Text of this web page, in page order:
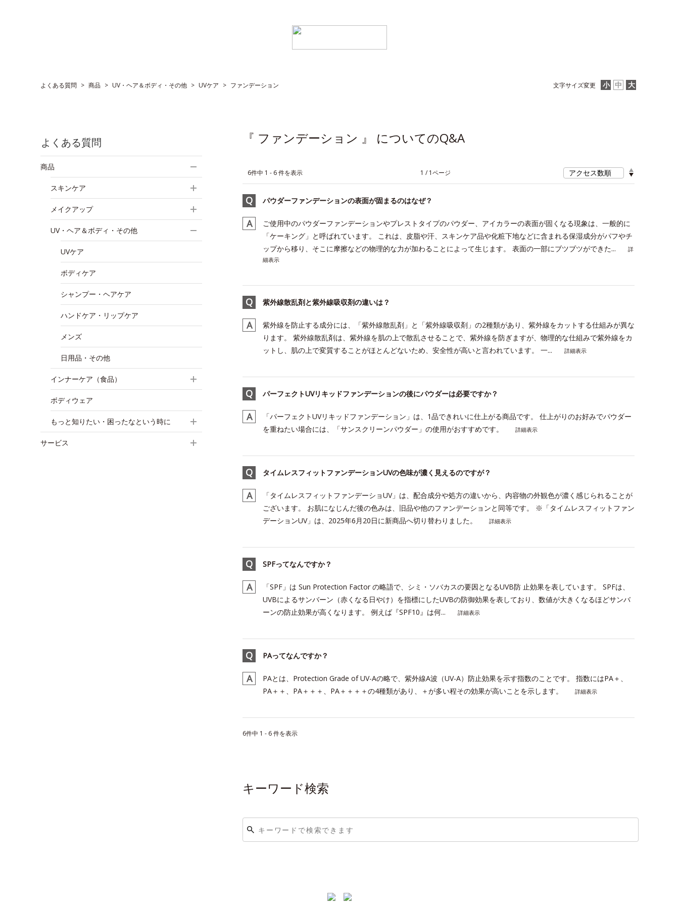
文字サイズ変更
よくある質問 > 商品 > UV・ヘア＆ボディ・その他 > UVケア > ファンデーション
よくある質問
商品
スキンケア
メイクアップ
UV・ヘア＆ボディ・その他
UVケア
ボディケア
シャンプー・ヘアケア
ハンドケア・リップケア
メンズ
日用品・その他
インナーケア（食品）
ボディウェア
もっと知りたい・困ったなという時に
サービス
『 ファンデーション 』 についてのQ&A
6件中 1 - 6 件を表示 1 / 1ページ
パウダーファンデーションの表面が固まるのはなぜ？
ご使用中のパウダーファンデーションやプレストタイプのパウダー、アイカラーの表面が固くなる現象は、一般的に
「ケーキング」と呼ばれています。 これは、皮脂や汗、スキンケア品や化粧下地などに含まれる保湿成分がパフやチ
ップから移り、そこに摩擦などの物理的な力が加わることによって生じます。 表面の一部にブツブツができた...
詳
細表示
紫外線散乱剤と紫外線吸収剤の違いは？
紫外線を防止する成分には、「紫外線散乱剤」と「紫外線吸収剤」の2種類があり、紫外線をカットする仕組みが異な
ります。 紫外線散乱剤は、紫外線を肌の上で散乱させることで、紫外線を防ぎますが、物理的な仕組みで紫外線をカ
ットし、肌の上で変質することがほとんどないため、安全性が高いと言われています。 一...
詳細表示
パーフェクトUVリキッドファンデーションの後にパウダーは必要ですか？
「パーフェクトUVリキッドファンデーション」は、1品できれいに仕上がる商品です。 仕上がりのお好みでパウダー
を重ねたい場合には、「サンスクリーンパウダー」の使用がおすすめです。
詳細表示
タイムレスフィットファンデーションUVの色味が濃く見えるのですが？
「タイムレスフィットファンデーショUV」は、配合成分や処方の違いから、内容物の外観色が濃く感じられることが
ございます。 お肌になじんだ後の色みは、旧品や他のファンデーションと同等です。 ※「タイムレスフィットファン
デーションUV」は、2025年6月20日に新商品へ切り替わりました。
詳細表示
SPFってなんですか？
「SPF」は Sun Protection Factor の略語で、シミ・ソバカスの要因となるUVB防 止効果を表しています。 SPFは、
UVBによるサンバーン（赤くなる日やけ）を指標にしたUVBの防御効果を表しており、数値が大きくなるほどサンバ
ーンの防止効果が高くなります。 例えば『SPF10』は何...
詳細表示
PAってなんですか？
PAとは、Protection Grade of UV-Aの略で、紫外線A波（UV-A）防止効果を示す指数のことです。 指数にはPA＋、
PA＋＋、PA＋＋＋、PA＋＋＋＋の4種類があり、＋が多い程その効果が高いことを示します。
詳細表示
6件中 1 - 6 件を表示
キーワード検索